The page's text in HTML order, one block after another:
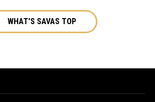
WHAT'S SAVAS TOP